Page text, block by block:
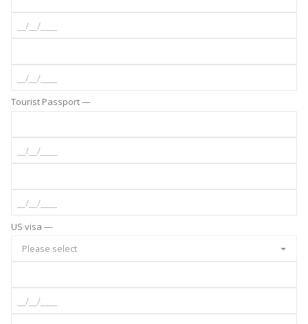
Tourist Passport —
US visa —
Please select